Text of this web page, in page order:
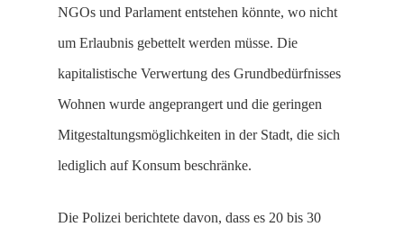
NGOs und Parlament entstehen könnte, wo nicht
um Erlaubnis gebettelt werden müsse. Die
kapitalistische Verwertung des Grundbedürfnisses
Wohnen wurde angeprangert und die geringen
Mitgestaltungsmöglichkeiten in der Stadt, die sich
lediglich auf Konsum beschränke.
Die Polizei berichtete davon, dass es 20 bis 30